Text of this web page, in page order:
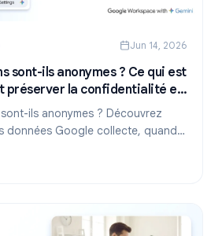
Jun 14, 2026
sont-ils anonymes ? Ce qui est
préserver la confidentialité en
ils anonymes ? Découvrez
données Google collecte, quand
anonymes en 2026.
sont-ils anonymes ? Ce qui est